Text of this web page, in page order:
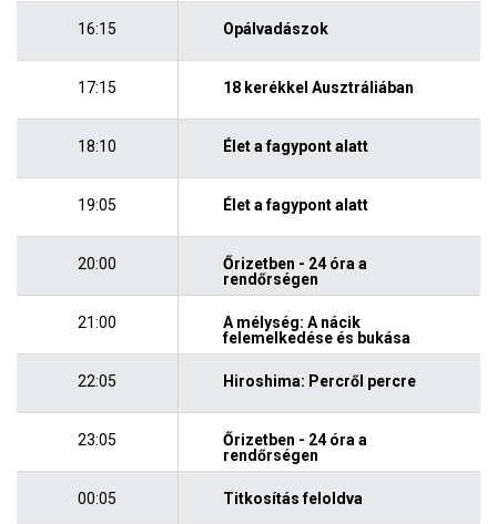
16:15 Opálvadászok
17:15 18 kerékkel Ausztráliában
18:10 Élet a fagypont alatt
19:05 Élet a fagypont alatt
20:00
Őrizetben - 24 óra a
rendőrségen
21:00
A mélység: A nácik
felemelkedése és bukása
22:05 Hiroshima: Percről percre
23:05
Őrizetben - 24 óra a
rendőrségen
00:05 Titkosítás feloldva